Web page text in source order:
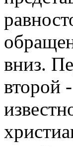
вниз.
второй